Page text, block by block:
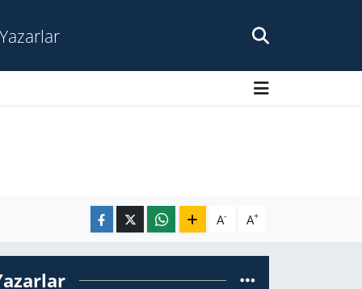
Yazarlar
A- A+